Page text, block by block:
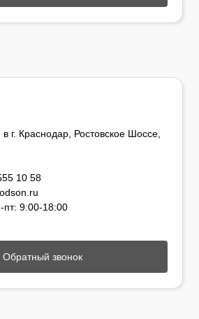
г. Краснодар, Ростовское Шоссе,
10 58
9:00-18:00
Обратный звонок